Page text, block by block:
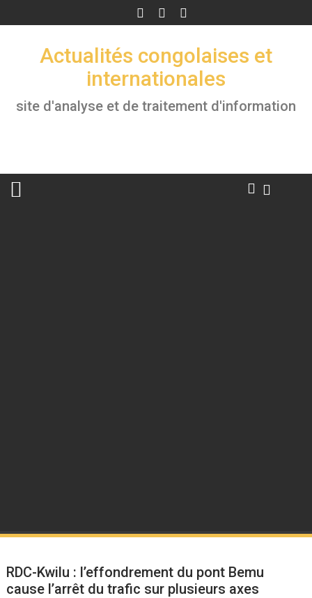
to
Actualités congolaises et
internationales
site d'analyse et de traitement d'information
RDC-Kwilu : l’effondrement du pont Bemu
cause l’arrêt du trafic sur plusieurs axes